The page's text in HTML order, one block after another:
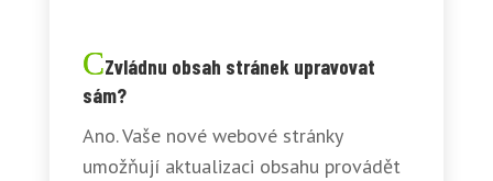
Zvládnu obsah stránek upravovat
sám?
Ano. Vaše nové webové stránky
umožňují aktualizaci obsahu provádět